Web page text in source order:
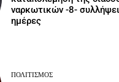
ναρκωτικών -8-
ημέρες
ΠΟΛΙΤΙΣΜΌΣ